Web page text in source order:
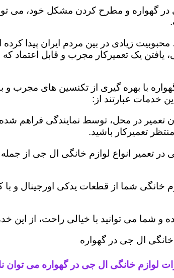
گهواره و مطرح کردن مشکل خود، می
زیادی در بین مردم ایران پیدا
یک تعمیرکار مجرب و قابل اعتماد
با بهره گیری از تکنسین های مجرب و
خدمات عبارتند از:
تعمیر در محل، توسط نمایندگی فراهم
تعمیرکار باشید.
تعمیر انواع لوازم خانگی ال جی از
خانگی شما از قطعات یدکی اورجینال و
می توانید با خیالی راحت، از این
خانگی ال جی در گهواره
لوازم خانگی ال جی در گهواره می توان